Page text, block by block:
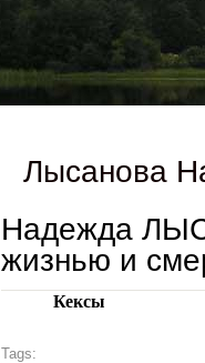
Лысанова
Надежда
жизнью и
Кексы
Tags: